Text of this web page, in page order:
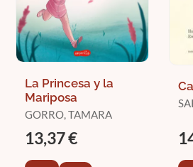
La Princesa y la
Mariposa
GORRO, TAMARA
13,37 €